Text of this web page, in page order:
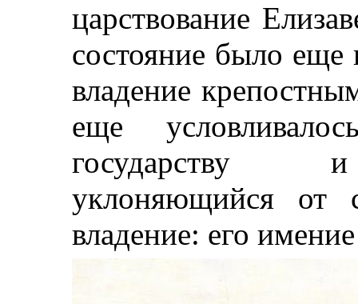
царствование
состояние было еще
владение
еще
государству и
уклоняющийся от
владение: его